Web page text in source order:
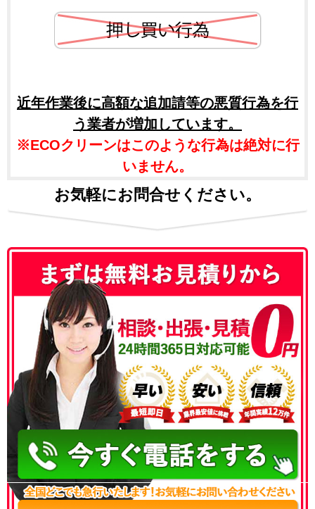
近年作業後に高額な追加請等の悪質行為を行
う業者が増加しています。
※ECOクリーンはこのような行為は絶対に行
いません。
お気軽にお問合せください。
050-3186-4780